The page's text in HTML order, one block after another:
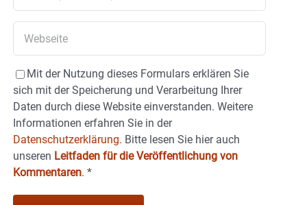
Mit der Nutzung dieses Formulars erklären Sie
sich mit der Speicherung und Verarbeitung Ihrer
Daten durch diese Website einverstanden. Weitere
Informationen erfahren Sie in der
Datenschutzerklärung. Bitte lesen Sie hier auch
unseren Leitfaden für die Veröffentlichung von
Kommentaren. *